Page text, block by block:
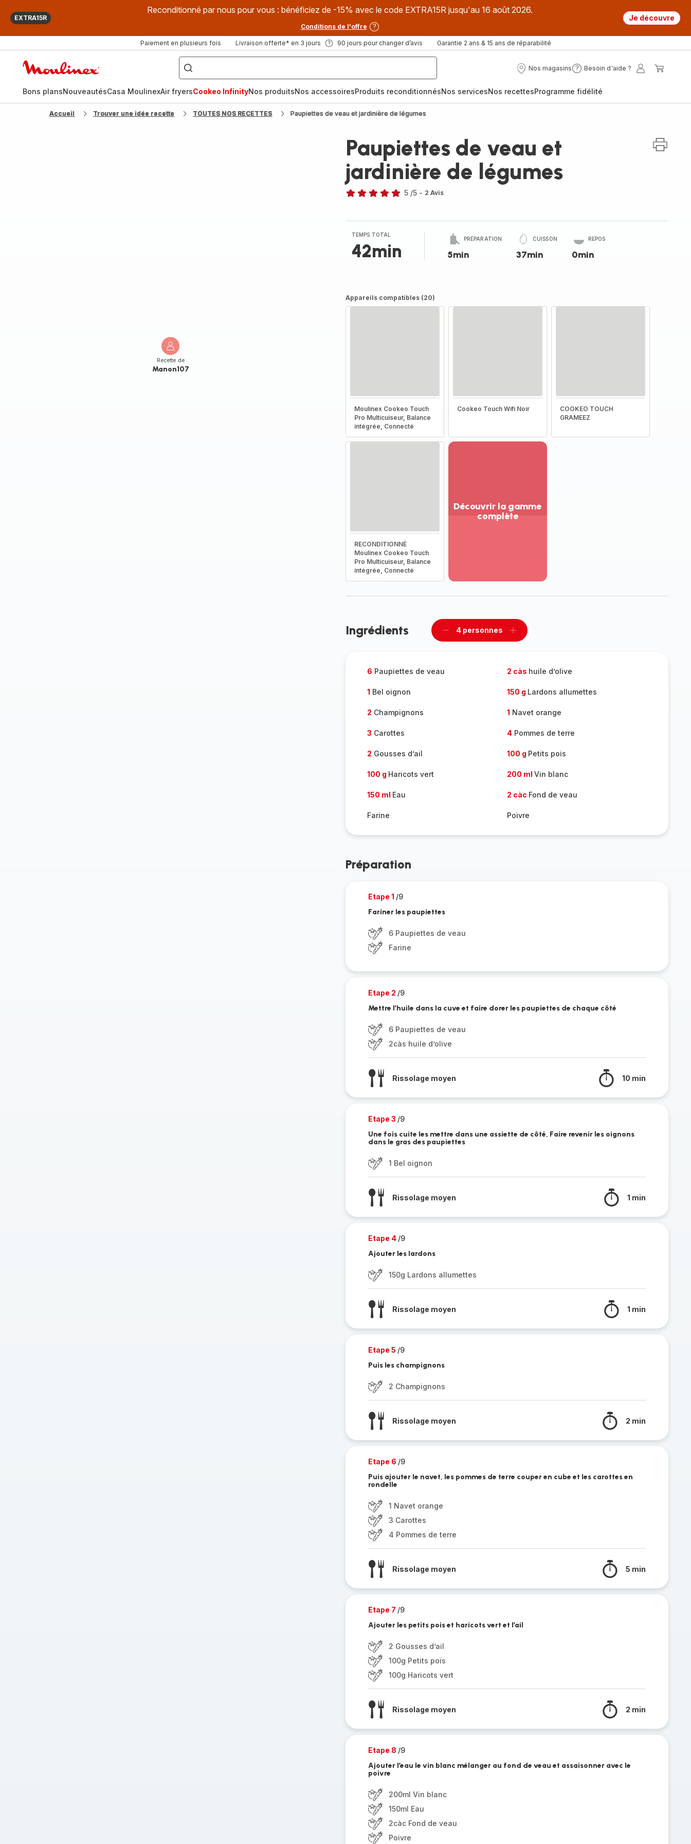
EXTRA15R
Reconditionné par nous pour vous : bénéficiez de -15% avec le code EXTRA15R jusqu'au 16 août 2026.
Conditions de l'offre
Je découvre
Paiement en plusieurs fois Livraison offerte* en 3 jours 90 jours pour changer d’avis Garantie 2 ans & 15 ans de réparabilité
["Que
recherchez-
vous
?",
fryer",
"Companion"]
Nos magasins
Nos
Besoin d'aide ?
Besoin
?
Mon
Bons plansNouveautésCasa MoulinexAir fryersCookeo InfinityNos produitsNos accessoiresProduits reconditionnésNos servicesNos recettesProgramme fidélité
Accueil Trouver une idée recette TOUTES NOS RECETTES Paupiettes de veau et jardinière de légumes
Recette de
Manon107
Paupiettes de veau et
jardinière de légumes
étoiles
(moyenne)
5 /5 - 2 Avis
TEMPS TOTAL
42min
PRÉPARATION
5min
CUISSON
37min
REPOS
0min
Appareils compatibles (20)
Moulinex Cookeo Touch
Pro Multicuiseur, Balance
intégrée, Connecté
Cookeo Touch Wifi Noir
COOKEO TOUCH
GRAMEEZ
RECONDITIONNÉ
Moulinex Cookeo Touch
Pro Multicuiseur, Balance
intégrée, Connecté
Découvrir la gamme
complète
-
Ingrédients
Supprimer
4 personnes
Ajouter
6 Paupiettes de veau 2 càs huile d’olive
1 Bel oignon 150 g Lardons allumettes
2 Champignons 1 Navet orange
3 Carottes 4Pommes de terre
2 Gousses d’ail 100 g Petits pois
100 g Haricots vert 200 ml Vin blanc
150 ml Eau 2 càc Fond de veau
Farine Poivre
Préparation
Etape 1 /9
Fariner les paupiettes
6 Paupiettes de veau
Farine
Etape 2 /9
Mettre l’huile dans la cuve et faire dorer les paupiettes de chaque côté
6 Paupiettes de veau
2càs huile d’olive
Rissolage moyen 10 min
Etape 3 /9
Une fois cuite les mettre dans une assiette de côté, Faire revenir les oignons
dans le gras des paupiettes
1 Bel oignon
Rissolage moyen 1 min
Etape 4 /9
Ajouter les lardons
150g Lardons allumettes
Rissolage moyen 1 min
Etape 5 /9
Puis les champignons
2 Champignons
Rissolage moyen 2 min
Etape 6 /9
Puis ajouter le navet, les pommes de terre couper en cube et les carottes en
rondelle
1 Navet orange
3 Carottes
4 Pommes de terre
Rissolage moyen 5 min
Etape 7 /9
Ajouter les petits pois et haricots vert et l’ail
2 Gousses d’ail
100g Petits pois
100g Haricots vert
Rissolage moyen 2 min
Etape 8 /9
Ajouter l’eau le vin blanc mélanger au fond de veau et assaisonner avec le
poivre
200ml Vin blanc
150ml Eau
2càc Fond de veau
Poivre